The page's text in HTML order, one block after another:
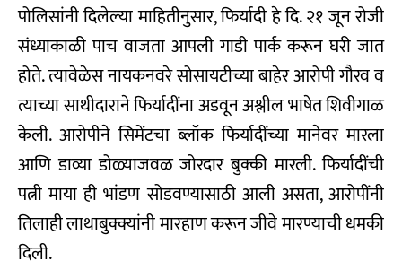
पोलिसांनी दिलेल्या माहितीनुसार, फिर्यादी हे दि. २१ जून रोजी
संध्याकाळी पाच वाजता आपली गाडी पार्क करून घरी जात
होते. त्यावेळेस नायकनवरे सोसायटीच्या बाहेर आरोपी गौरव व
त्याच्या साथीदाराने फिर्यादींना अडवून अश्लील भाषेत शिवीगाळ
केली. आरोपीने सिमेंटचा ब्लॉक फिर्यादींच्या मानेवर मारला
आणि डाव्या डोळ्याजवळ जोरदार बुक्की मारली. फिर्यादींची
पत्नी माया ही भांडण सोडवण्यासाठी आली असता, आरोपींनी
तिलाही लाथाबुक्क्यांनी मारहाण करून जीवे मारण्याची धमकी
दिली.